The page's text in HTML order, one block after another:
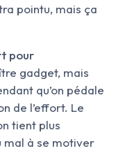
pointu, mais ça
pour
gadget, mais
qu’on pédale
de l’effort. Le
tient plus
mal à se motiver